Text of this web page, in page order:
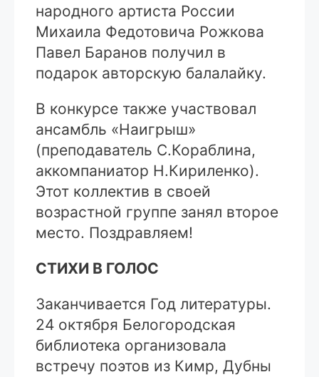
народного артиста России
Михаила Федотовича Рожкова
Павел Баранов получил в
подарок авторскую балалайку.
В конкурсе также участвовал
ансамбль «Наигрыш»
(преподаватель С.Кораблина,
аккомпаниатор Н.Кириленко).
Этот коллектив в своей
возрастной группе занял второе
место. Поздравляем!
СТИХИ В ГОЛОС
Заканчивается Год литературы.
24 октября Белогородская
библиотека организовала
встречу поэтов из Кимр, Дубны